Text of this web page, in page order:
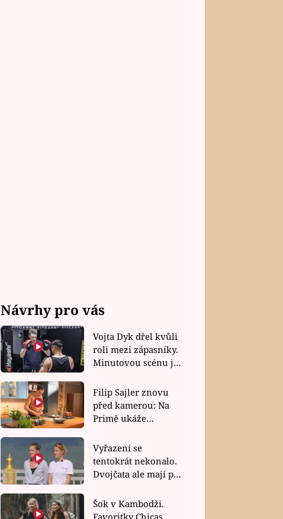
Návrhy pro vás
Vojta Dyk dřel kvůli
roli mezi zápasníky.
Minutovou scénu jel
Filip Sajler znovu
před kamerou: Na
Primě ukáže
rychlé recepty
Vyřazení se
tentokrát nekonalo.
Dvojčata ale mají po
závodu nůž na krku
Šok v Kambodži.